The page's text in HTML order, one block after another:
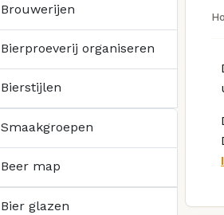
Brouwerijen
Bierproeverij organiseren
Bierstijlen
Smaakgroepen
Beer map
Bier glazen